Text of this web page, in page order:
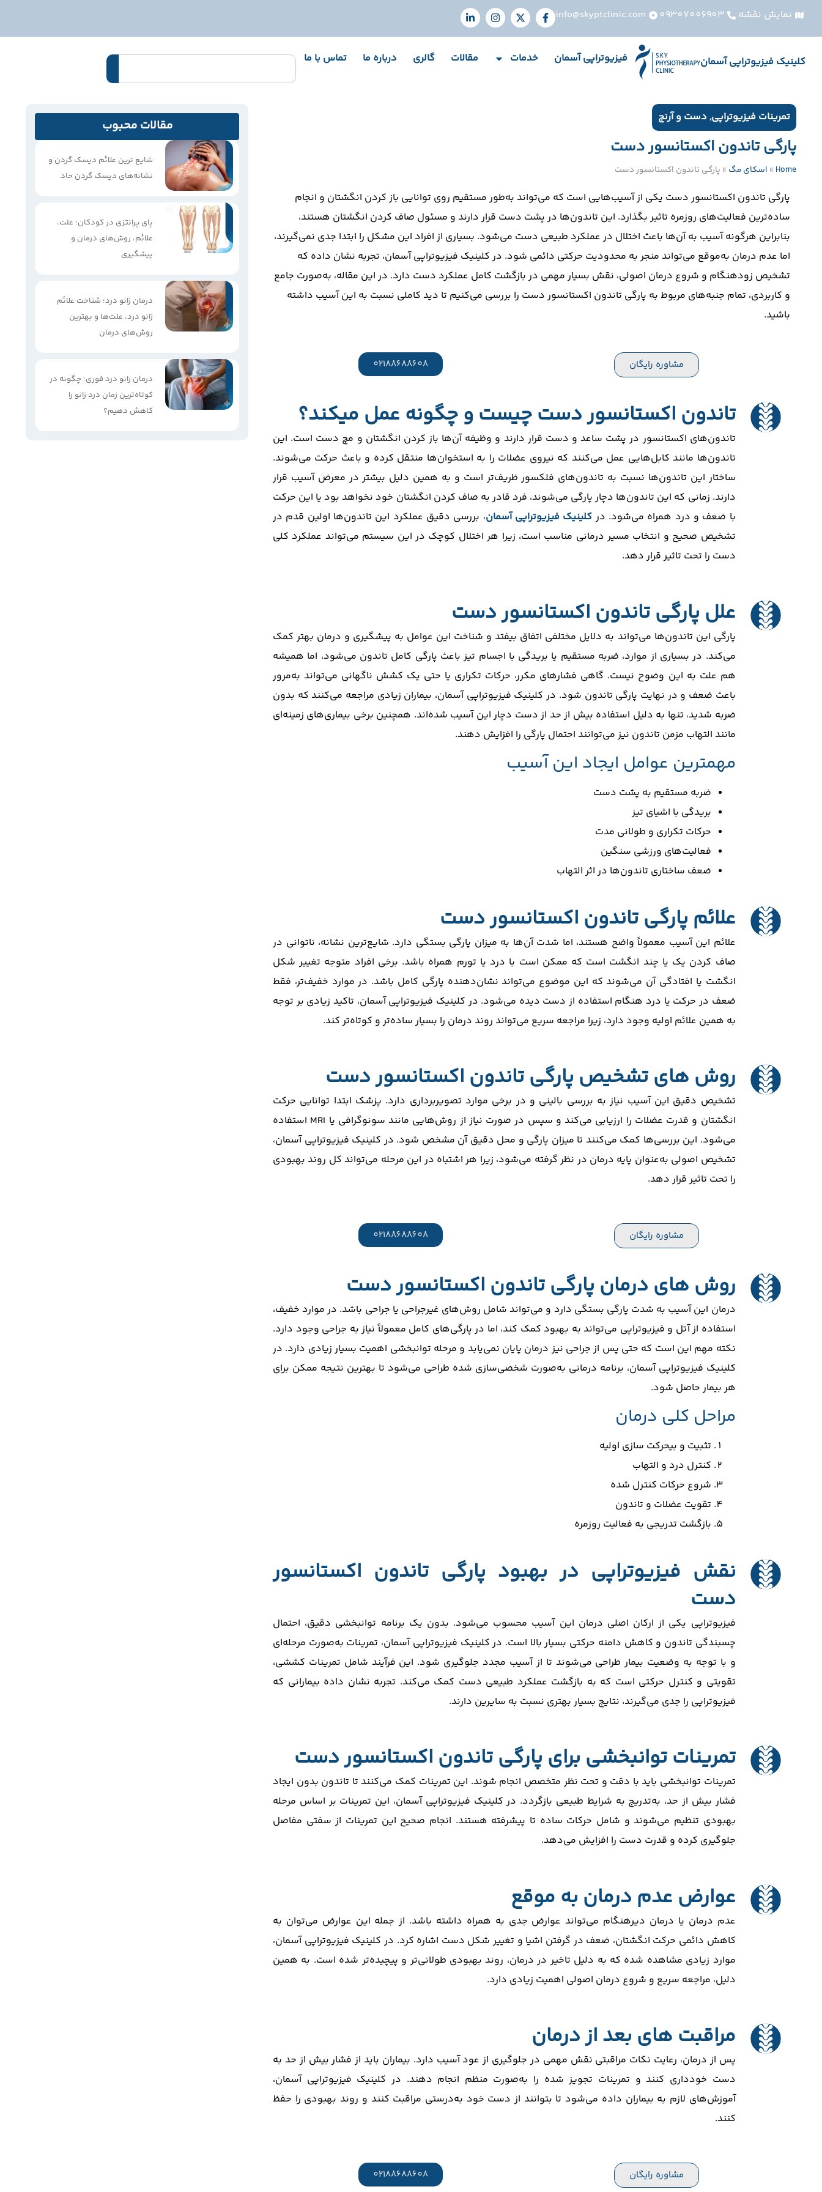
نمایش نقشه 09307006903
info@skyptclinic.com
کلینیک فیزیوتراپی آسمان فیزیوتراپی آسمان خدمات مقالات گالری درباره ما تماس با ما
تمرینات فیزیوتراپی, دست و آرنج
پارگی تاندون اکستانسور دست
Home
» اسکای مگ » پارگی تاندون اکستانسور دست
پارگی تاندون اکستانسور دست یکی از آسیب‌هایی است که می‌تواند به‌طور مستقیم روی توانایی باز کردن انگشتان و انجام
ساده‌ترین فعالیت‌های روزمره تاثیر بگذارد. این تاندون‌ها در پشت دست قرار دارند و مسئول صاف کردن انگشتان هستند،
بنابراین هرگونه آسیب به آن‌ها باعث اختلال در عملکرد طبیعی دست می‌شود. بسیاری از افراد این مشکل را ابتدا جدی نمی‌گیرند،
اما عدم درمان به‌موقع می‌تواند منجر به محدودیت حرکتی دائمی شود. در کلینیک فیزیوتراپی آسمان، تجربه نشان داده که
تشخیص زودهنگام و شروع درمان اصولی، نقش بسیار مهمی در بازگشت کامل عملکرد دست دارد. در این مقاله، به‌صورت جامع
و کاربردی، تمام جنبه‌های مربوط به پارگی تاندون اکستانسور دست را بررسی می‌کنیم تا دید کاملی نسبت به این آسیب داشته
باشید.
مشاوره رایگان 02188688608
تاندون اکستانسور دست چیست و چگونه عمل میکند؟
تاندون‌های اکستانسور در پشت ساعد و دست قرار دارند و وظیفه آن‌ها باز کردن انگشتان و مچ دست است. این
تاندون‌ها مانند کابل‌هایی عمل می‌کنند که نیروی عضلات را به استخوان‌ها منتقل کرده و باعث حرکت می‌شوند.
ساختار این تاندون‌ها نسبت به تاندون‌های فلکسور ظریف‌تر است و به همین دلیل بیشتر در معرض آسیب قرار
دارند. زمانی که این تاندون‌ها دچار پارگی می‌شوند، فرد قادر به صاف کردن انگشتان خود نخواهد بود یا این حرکت
با ضعف و درد همراه می‌شود. در کلینیک فیزیوتراپی آسمان، بررسی دقیق عملکرد این تاندون‌ها اولین قدم در
تشخیص صحیح و انتخاب مسیر درمانی مناسب است، زیرا هر اختلال کوچک در این سیستم می‌تواند عملکرد کلی
دست را تحت تاثیر قرار دهد.
علل پارگی تاندون اکستانسور دست
پارگی این تاندون‌ها می‌تواند به دلایل مختلفی اتفاق بیفتد و شناخت این عوامل به پیشگیری و درمان بهتر کمک
می‌کند. در بسیاری از موارد، ضربه مستقیم یا بریدگی با اجسام تیز باعث پارگی کامل تاندون می‌شود، اما همیشه
هم علت به این وضوح نیست. گاهی فشارهای مکرر، حرکات تکراری یا حتی یک کشش ناگهانی می‌تواند به‌مرور
باعث ضعف و در نهایت پارگی تاندون شود. در کلینیک فیزیوتراپی آسمان، بیماران زیادی مراجعه می‌کنند که بدون
ضربه شدید، تنها به دلیل استفاده بیش از حد از دست دچار این آسیب شده‌اند. همچنین برخی بیماری‌های زمینه‌ای
مانند التهاب مزمن تاندون نیز می‌توانند احتمال پارگی را افزایش دهند.
مهمترین عوامل ایجاد این آسیب
ضربه مستقیم به پشت دست
بریدگی با اشیای تیز
حرکات تکراری و طولانی مدت
فعالیت‌های ورزشی سنگین
ضعف ساختاری تاندون‌ها در اثر التهاب
علائم پارگی تاندون اکستانسور دست
علائم این آسیب معمولاً واضح هستند، اما شدت آن‌ها به میزان پارگی بستگی دارد. شایع‌ترین نشانه، ناتوانی در
صاف کردن یک یا چند انگشت است که ممکن است با درد یا تورم همراه باشد. برخی افراد متوجه تغییر شکل
انگشت یا افتادگی آن می‌شوند که این موضوع می‌تواند نشان‌دهنده پارگی کامل باشد. در موارد خفیف‌تر، فقط
ضعف در حرکت یا درد هنگام استفاده از دست دیده می‌شود. در کلینیک فیزیوتراپی آسمان، تاکید زیادی بر توجه
به همین علائم اولیه وجود دارد، زیرا مراجعه سریع می‌تواند روند درمان را بسیار ساده‌تر و کوتاه‌تر کند.
روش های تشخیص پارگی تاندون اکستانسور دست
تشخیص دقیق این آسیب نیاز به بررسی بالینی و در برخی موارد تصویربرداری دارد. پزشک ابتدا توانایی حرکت
انگشتان و قدرت عضلات را ارزیابی می‌کند و سپس در صورت نیاز از روش‌هایی مانند سونوگرافی یا MRI استفاده
می‌شود. این بررسی‌ها کمک می‌کنند تا میزان پارگی و محل دقیق آن مشخص شود. در کلینیک فیزیوتراپی آسمان،
تشخیص اصولی به‌عنوان پایه درمان در نظر گرفته می‌شود، زیرا هر اشتباه در این مرحله می‌تواند کل روند بهبودی
را تحت تاثیر قرار دهد.
مشاوره رایگان 02188688608
روش های درمان پارگی تاندون اکستانسور دست
درمان این آسیب به شدت پارگی بستگی دارد و می‌تواند شامل روش‌های غیرجراحی یا جراحی باشد. در موارد خفیف،
استفاده از آتل و فیزیوتراپی می‌تواند به بهبود کمک کند، اما در پارگی‌های کامل معمولاً نیاز به جراحی وجود دارد.
نکته مهم این است که حتی پس از جراحی نیز درمان پایان نمی‌یابد و مرحله توانبخشی اهمیت بسیار زیادی دارد. در
کلینیک فیزیوتراپی آسمان، برنامه درمانی به‌صورت شخصی‌سازی شده طراحی می‌شود تا بهترین نتیجه ممکن برای
هر بیمار حاصل شود.
مراحل کلی درمان
تثبیت و بیحرکت سازی اولیه
کنترل درد و التهاب
شروع حرکات کنترل شده
تقویت عضلات و تاندون
بازگشت تدریجی به فعالیت روزمره
نقش فیزیوتراپی در بهبود پارگی تاندون اکستانسور
دست
فیزیوتراپی یکی از ارکان اصلی درمان این آسیب محسوب می‌شود. بدون یک برنامه توانبخشی دقیق، احتمال
چسبندگی تاندون و کاهش دامنه حرکتی بسیار بالا است. در کلینیک فیزیوتراپی آسمان، تمرینات به‌صورت مرحله‌ای
و با توجه به وضعیت بیمار طراحی می‌شوند تا از آسیب مجدد جلوگیری شود. این فرآیند شامل تمرینات کششی،
تقویتی و کنترل حرکتی است که به بازگشت عملکرد طبیعی دست کمک می‌کند. تجربه نشان داده بیمارانی که
فیزیوتراپی را جدی می‌گیرند، نتایج بسیار بهتری نسبت به سایرین دارند.
تمرینات توانبخشی برای پارگی تاندون اکستانسور دست
تمرینات توانبخشی باید با دقت و تحت نظر متخصص انجام شوند. این تمرینات کمک می‌کنند تا تاندون بدون ایجاد
فشار بیش از حد، به‌تدریج به شرایط طبیعی بازگردد. در کلینیک فیزیوتراپی آسمان، این تمرینات بر اساس مرحله
بهبودی تنظیم می‌شوند و شامل حرکات ساده تا پیشرفته هستند. انجام صحیح این تمرینات از سفتی مفاصل
جلوگیری کرده و قدرت دست را افزایش می‌دهد.
عوارض عدم درمان به موقع
عدم درمان یا درمان دیرهنگام می‌تواند عوارض جدی به همراه داشته باشد. از جمله این عوارض می‌توان به
کاهش دائمی حرکت انگشتان، ضعف در گرفتن اشیا و تغییر شکل دست اشاره کرد. در کلینیک فیزیوتراپی آسمان،
موارد زیادی مشاهده شده که به دلیل تاخیر در درمان، روند بهبودی طولانی‌تر و پیچیده‌تر شده است. به همین
دلیل، مراجعه سریع و شروع درمان اصولی اهمیت زیادی دارد.
مراقبت های بعد از درمان
پس از درمان، رعایت نکات مراقبتی نقش مهمی در جلوگیری از عود آسیب دارد. بیماران باید از فشار بیش از حد به
دست خودداری کنند و تمرینات تجویز شده را به‌صورت منظم انجام دهند. در کلینیک فیزیوتراپی آسمان،
آموزش‌های لازم به بیماران داده می‌شود تا بتوانند از دست خود به‌درستی مراقبت کنند و روند بهبودی را حفظ
کنند.
مشاوره رایگان 02188688608
مقالات محبوب
شایع ترین علائم دیسک گردن و
نشانه‌های دیسک گردن حاد
پای پرانتزی در کودکان؛ علت،
علائم، روش‌های درمان و
پیشگیری
درمان زانو درد؛ شناخت علائم
زانو درد، علت‌ها و بهترین
روش‌های درمان
درمان زانو درد فوری؛ چگونه در
کوتاه‌ترین زمان درد زانو را
کاهش دهیم؟